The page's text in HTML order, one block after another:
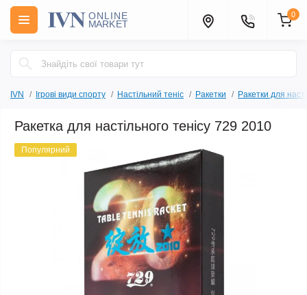
0
IVN Ігрові види спорту Настільний теніс Ракетки Ракетки для
Ракетка для настільного тенісу 729 2010
Популярний